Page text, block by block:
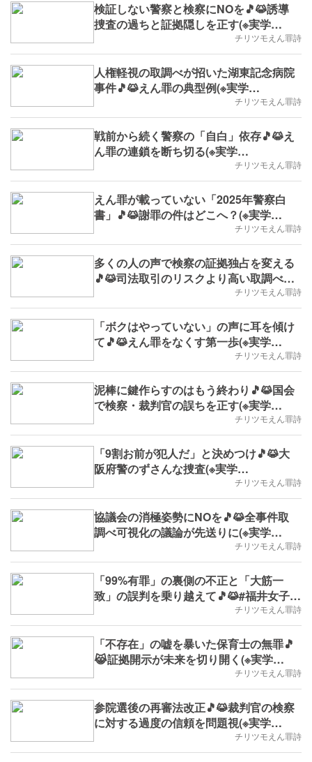
検証しない警察と検察にNOを🎵😹誘導
捜査の過ちと証拠隠しを正す(※実学
チリツモえん罪詩
人権軽視の取調べが招いた湖東記念病院
事件🎵😹えん罪の典型例(※実学
チリツモえん罪詩
戦前から続く警察の「自白」依存🎵😹え
ん罪の連鎖を断ち切る(※実学
チリツモえん罪詩
えん罪が載っていない「2025年警察白
書」🎵😹謝罪の件はどこへ？(※実学
チリツモえん罪詩
多くの人の声で検察の証拠独占を変える
🎵😹司法取引のリスクより高い取調べの
不透明さ(※実学No.129,2025/7/28(月)
～,B.D.+326)
チリツモえん罪詩
「ボクはやっていない」の声に耳を傾け
て🎵😹えん罪をなくす第一歩(※実学
チリツモえん罪詩
泥棒に鍵作らすのはもう終わり🎵😹国会
で検察・裁判官の誤ちを正す(※実学
チリツモえん罪詩
「9割お前が犯人だ」と決めつけ🎵😹大
阪府警のずさんな捜査(※実学
チリツモえん罪詩
協議会の消極姿勢にNOを🎵😹全事件取
調べ可視化の議論が先送りに(※実学
チリツモえん罪詩
「99%有罪」の裏側の不正と「大筋一
致」の誤判を乗り越えて🎵😹#福井女子
中学生殺人事件の無罪判決(※実学
No.124,B.D.+321)
チリツモえん罪詩
「不存在」の嘘を暴いた保育士の無罪🎵
😹証拠開示が未来を切り開く(※実学
チリツモえん罪詩
参院選後の再審法改正🎵😹裁判官の検察
に対する過度の信頼を問題視(※実学
No.122,2025/7/21(月)～,B.D.+319)チリツモえん罪詩